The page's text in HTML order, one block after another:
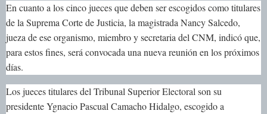
En cuanto a los cinco jueces que deben ser escogidos como titulares
de la Suprema Corte de Justicia, la magistrada Nancy Salcedo,
jueza de ese organismo, miembro y secretaria del CNM, indicó que,
para estos fines, será convocada una nueva reunión en los próximos
días.
Los jueces titulares del Tribunal Superior Electoral son su
presidente Ygnacio Pascual Camacho Hidalgo, escogido a